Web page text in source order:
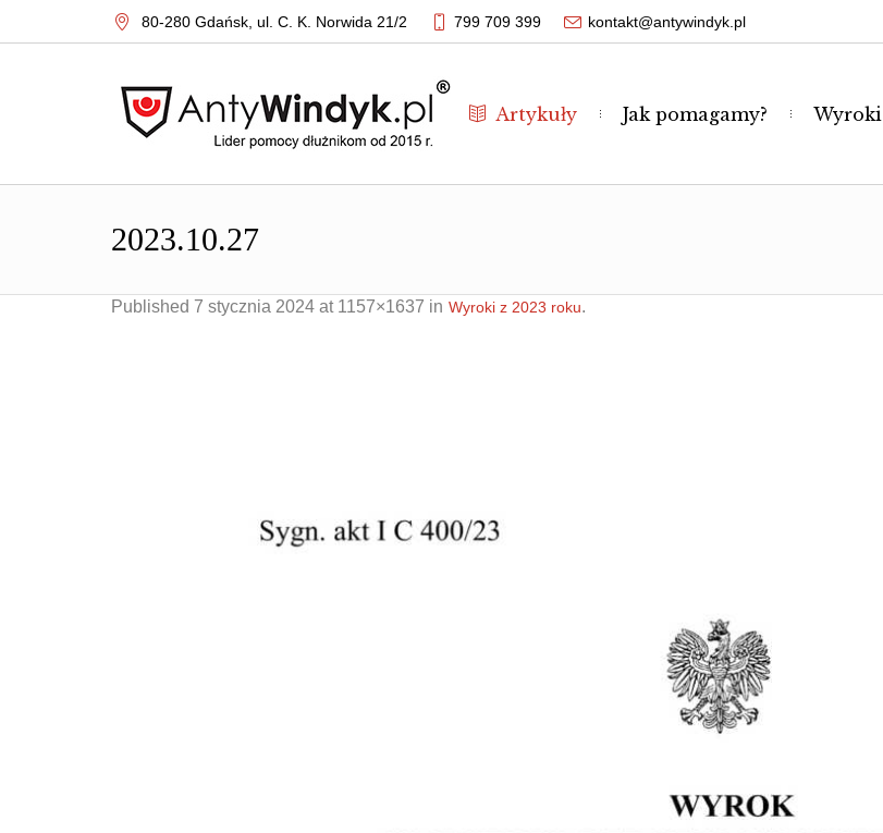
80-280 Gdańsk, ul. C. K. Norwida 21/2 799 709 399 kontakt@antywindyk.pl
Artykuły Jak pomagamy? Wyroki
2023.10.27
Published 7 stycznia 2024 at 1157×1637 in Wyroki z 2023 roku.